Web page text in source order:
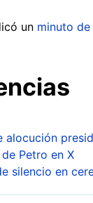
un minuto
alocución
Petro en X
silencio en